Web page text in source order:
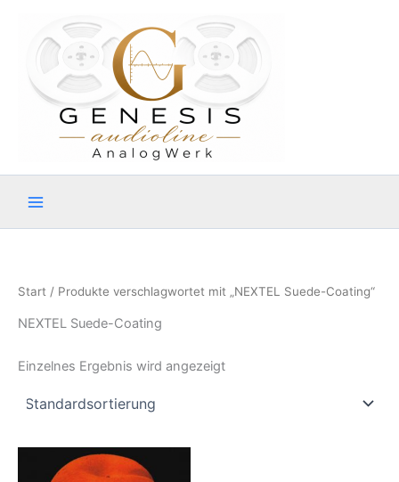
springen
Start / Produkte verschlagwortet mit „NEXTEL Suede-Coating“
NEXTEL Suede-Coating
Einzelnes Ergebnis wird angezeigt